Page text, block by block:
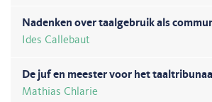
Nadenken over taalgebruik als
Ides Callebaut
De juf en meester voor het
Mathias Chlarie